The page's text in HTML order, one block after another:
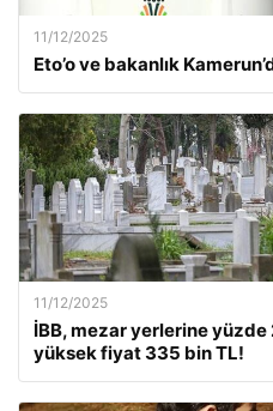
11/12/2025
Eto’o ve bakanlık
11/12/2025
İBB, mezar yerlerine
yüksek fiyat 335 bin TL!